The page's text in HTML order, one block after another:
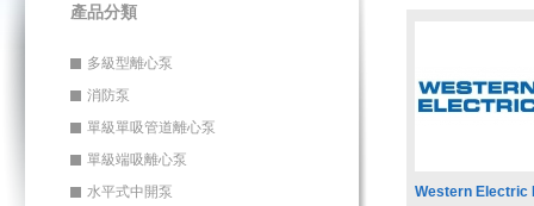
產品分類
多級型離心泵
消防泵
單級單吸管道離心泵
單級端吸離心泵
水平式中開泵
Western Electric